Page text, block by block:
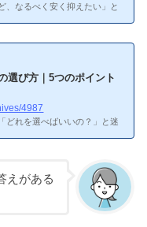
、なるべく安く抑えたい」と
ールキットおすすめ4選1. ヨ
ヨシケイの「プチママ」は2
約400〜500円）と、ミール
。しかも送料無料。離乳食の
小さなお子さんがいる家庭に
300円から始められます。2.
選び方｜5つのポイント
4987
どれを選べばいいの？」と迷
の選び方ポイント1：料金と
キットの選び方ポイント1：
にいくらかけられるかです。
の月額目安は以下の通り。
えがある